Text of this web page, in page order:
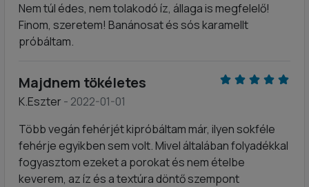
Nem túl édes, nem tolakodó íz, állaga is megfelelő!
Finom, szeretem! Banánosat és sós karamellt
próbáltam.
Majdnem tökéletes
K.Eszter- 2022-01-01
Több vegán fehérjét kipróbáltam már, ilyen sokféle
fehérje egyikben sem volt. Mivel általában folyadékkal
fogyasztom ezeket a porokat és nem ételbe
keverem, az íz és a textúra döntő szempont